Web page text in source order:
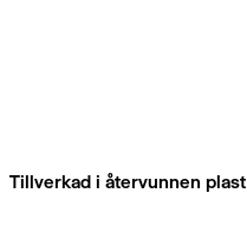
Tillverkad i återvunnen plast